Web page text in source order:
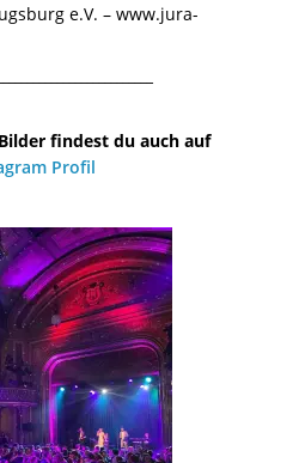
e.V. – www.jura-
findest du auch auf
Profil